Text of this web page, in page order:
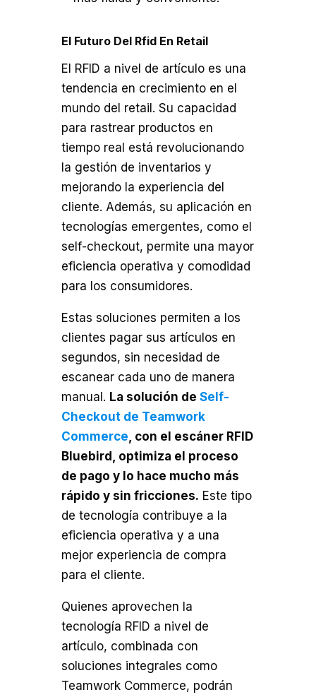
El Futuro Del Rfid En Retail
El RFID a nivel de artículo es una
tendencia en crecimiento en el
mundo del retail. Su capacidad
para rastrear productos en
tiempo real está revolucionando
la gestión de inventarios y
mejorando la experiencia del
cliente. Además, su aplicación en
tecnologías emergentes, como el
self-checkout, permite una mayor
eficiencia operativa y comodidad
para los consumidores.
Estas soluciones permiten a los
clientes pagar sus artículos en
segundos, sin necesidad de
escanear cada uno de manera
manual. La solución deSelf-
Checkout de Teamwork
Commerce, con el escáner RFID
Bluebird, optimiza el proceso
de pago y lo hace mucho más
rápido y sin fricciones. Este tipo
de tecnología contribuye a la
eficiencia operativa y a una
mejor experiencia de compra
para el cliente.
Quienes aprovechen la
tecnología RFID a nivel de
artículo, combinada con
soluciones integrales como
Teamwork Commerce, podrán